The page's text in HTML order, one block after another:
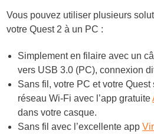
Vous pouvez utiliser plusieurs
votre Quest 2 à un PC :
Simplement en filaire avec un
vers USB 3.0 (PC), connexion
Sans fil, votre PC et votre
réseau Wi-Fi avec l’app gratuite
dans votre casque.
Sans fil avec l’excellente app